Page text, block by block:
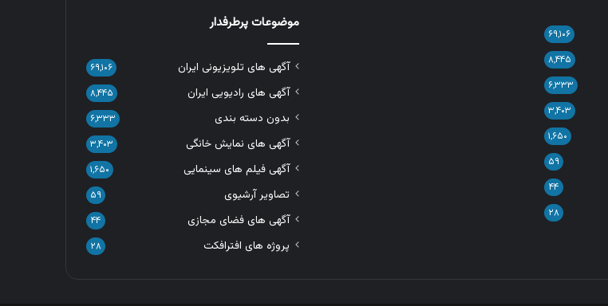
۶۹,۱۰۶
۸,۴۴۵
۶,۳۳۳
۳,۴۰۳
۱,۶۵۰
۵۹
۴۴
۲۸
موضوعات پرطرفدار
آگهی های تلویزیونی ایران ۶۹,۱۰۶
آگهی های رادیویی ایران ۸,۴۴۵
بدون دسته بندی ۶,۳۳۳
آگهی های نمایش خانگی ۳,۴۰۳
آگهی فیلم های سینمایی ۱,۶۵۰
تصاویر آرشیوی ۵۹
آگهی های فضای مجازی ۴۴
پروژه های افترافکت ۲۸